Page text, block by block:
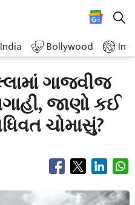
India Bollywood
And Rains Predicted In 12 Districts
ગાજવીજ
જાણો કઈ
ચોમાસું?